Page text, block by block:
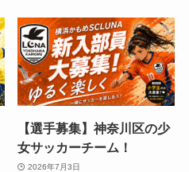
【選手募集】神奈川区の少
女サッカーチーム！
2026年7月3日